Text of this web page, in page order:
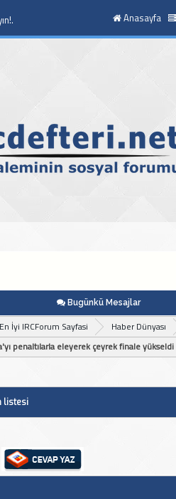
Anasayfa
Bugünkü Mesajlar
İyi IRCForum Sayfasi
Haber Dünyası
penaltılarla eleyerek çeyrek finale yükseldi
listesi